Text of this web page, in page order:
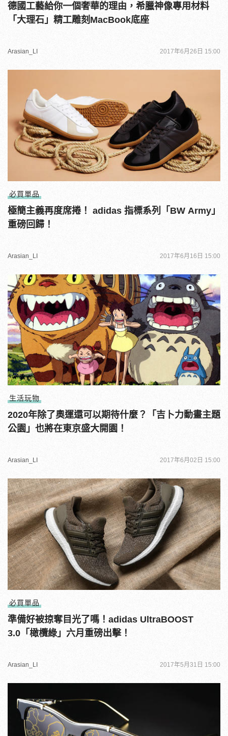
德國工藝給你一個奢華的理由，希臘神像專用材料
「大理石」精工雕刻MacBook底座
Arasian_LI 2017年6月26日 15:00
必買單品
極簡主義再度席捲！ adidas 指標系列「BW Army」
重磅回歸！
Arasian_LI 2017年6月16日 15:00
生活玩物
2020年除了奧運還可以期待什麼？「吉卜力動畫主題
公園」也將在東京盛大開園！
Arasian_LI 2017年6月02日 15:00
必買單品
準備好被掠奪目光了嗎！adidas UltraBOOST
3.0「橄欖綠」六月重磅出擊！
Arasian_LI 2017年5月31日 15:00